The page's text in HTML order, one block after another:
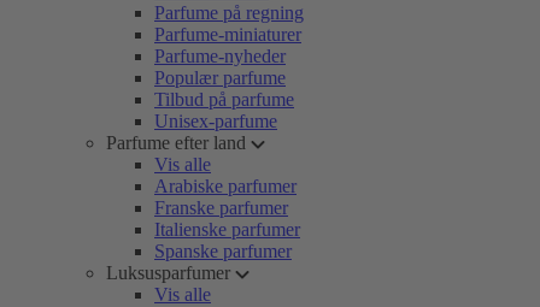
Parfume på regning
Parfume-miniaturer
Parfume-nyheder
Populær parfume
Tilbud på parfume
Unisex-parfume
Parfume efter land
Vis alle
Arabiske parfumer
Franske parfumer
Italienske parfumer
Spanske parfumer
Luksusparfumer
Vis alle